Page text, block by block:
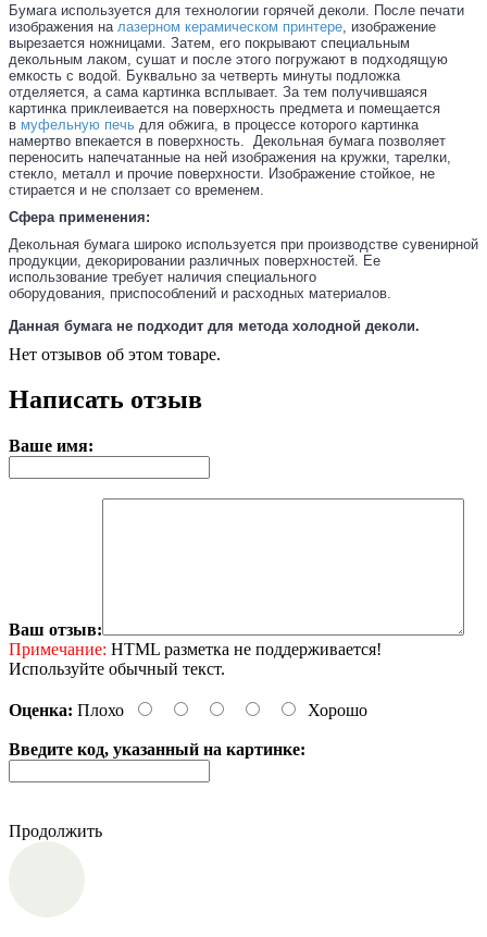
Бумага используется для технологии горячей деколи. После печати
изображения на лазерном керамическом принтере , изображение
вырезается ножницами. Затем, его покрывают специальным
декольным лаком, сушат и после этого погружают в подходящую
емкость с водой. Буквально за четверть минуты подложка
отделяется, а сама картинка всплывает. За тем получившаяся
картинка приклеивается на поверхность предмета и помещается
в муфельную печь для обжига, в процессе которого картинка
намертво впекается в поверхность. Декольная бумага позволяет
переносить напечатанные на ней изображения на кружки, тарелки,
стекло, металл и прочие поверхности. Изображение стойкое, не
стирается и не сползает со временем.
Сфера применения:
Декольная бумага широко используется при производстве сувенирной
продукции, декорировании различных поверхностей. Ее
использование требует наличия специального
оборудования, приспособлений и расходных материалов.
Данная бумага не подходит для метода холодной деколи.
Нет отзывов об этом товаре.
Написать отзыв
Ваше имя:
Ваш отзыв:
Примечание: HTML разметка не поддерживается!
Используйте обычный текст.
Оценка: Плохо Хорошо
Введите код, указанный на картинке:
Продолжить